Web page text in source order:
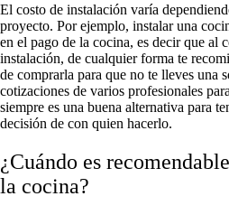
El costo de instalación varía
proyecto. Por ejemplo, instalar una
en el pago de la cocina, es decir que al
instalación, de cualquier forma te
de comprarla para que no te lleves una
cotizaciones de varios profesionales
siempre es una buena alternativa para
decisión de con quien hacerlo.
¿Cuándo es
la cocina?